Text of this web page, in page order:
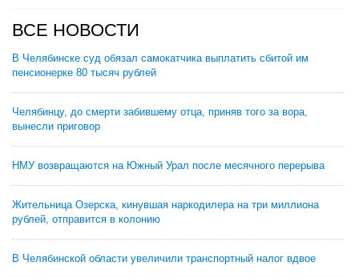
ВСЕ НОВОСТИ
В Челябинске суд обязал самокатчика выплатить сбитой им
пенсионерке 80 тысяч рублей
Челябинцу, до смерти забившему отца, приняв того за вора,
вынесли приговор
НМУ возвращаются на Южный Урал после месячного перерыва
Жительница Озерска, кинувшая наркодилера на три миллиона
рублей, отправится в колонию
В Челябинской области увеличили транспортный налог вдвое